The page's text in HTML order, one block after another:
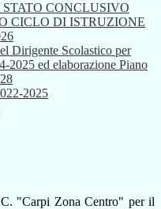
CONCLUSIVO
CICLO DI ISTRUZIONE
Dirigente Scolastico per
2025 ed elaborazione Piano
2025
"Carpi Zona Centro" per il